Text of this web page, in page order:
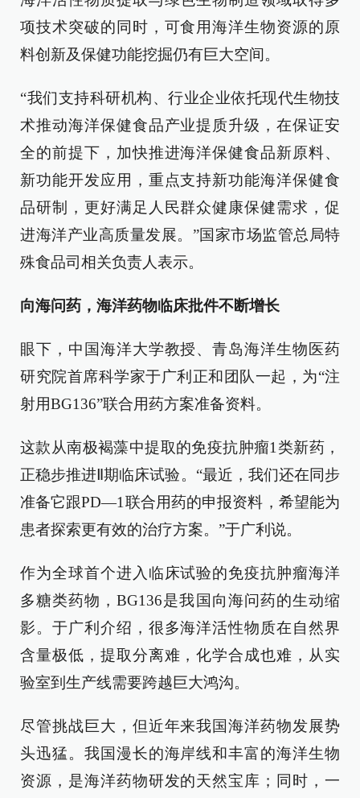
项技术突破的同时，可食用海洋生物资源的原
料创新及保健功能挖掘仍有巨大空间。
“我们支持科研机构、行业企业依托现代生物技
术推动海洋保健食品产业提质升级，在保证安
全的前提下，加快推进海洋保健食品新原料、
新功能开发应用，重点支持新功能海洋保健食
品研制，更好满足人民群众健康保健需求，促
进海洋产业高质量发展。”国家市场监管总局特
殊食品司相关负责人表示。
向海问药，海洋药物临床批件不断增长
眼下，中国海洋大学教授、青岛海洋生物医药
研究院首席科学家于广利正和团队一起，为“注
射用BG136”联合用药方案准备资料。
这款从南极褐藻中提取的免疫抗肿瘤1类新药，
正稳步推进Ⅱ期临床试验。“最近，我们还在同步
准备它跟PD—1联合用药的申报资料，希望能为
患者探索更有效的治疗方案。”于广利说。
作为全球首个进入临床试验的免疫抗肿瘤海洋
多糖类药物，BG136是我国向海问药的生动缩
影。于广利介绍，很多海洋活性物质在自然界
含量极低，提取分离难，化学合成也难，从实
验室到生产线需要跨越巨大鸿沟。
尽管挑战巨大，但近年来我国海洋药物发展势
头迅猛。我国漫长的海岸线和丰富的海洋生物
资源，是海洋药物研发的天然宝库；同时，一